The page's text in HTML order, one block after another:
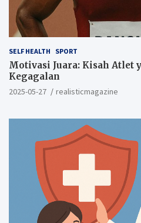
SELF HEALTH SPORT
Motivasi Juara: Kisah Atlet
Kegagalan
2025-05-27 realisticmagazine